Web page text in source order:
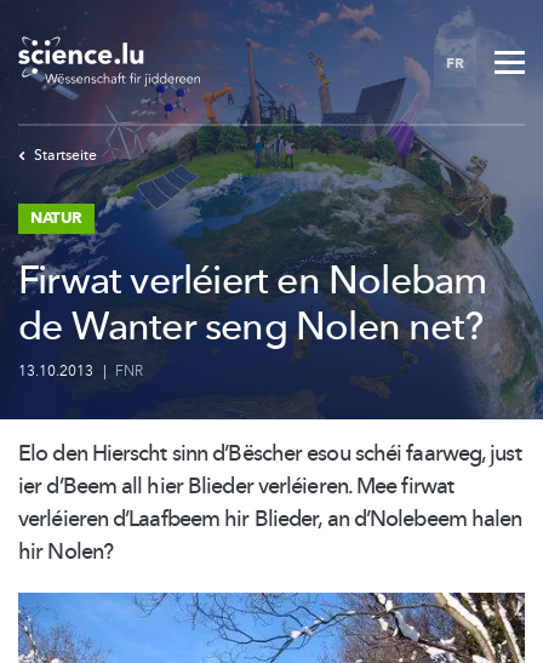
to
main
content
FR
Startseite
NATUR
Firwat verléiert en Nolebam
de Wanter seng Nolen net?
13.10.2013 | FNR
Elo den Hierscht sinn d’Bëscher esou schéi faarweg, just
ier d’Beem all hier Blieder verléieren. Mee firwat
verléieren d’Laafbeem hir Blieder, an d’Nolebeem halen
hir Nolen?